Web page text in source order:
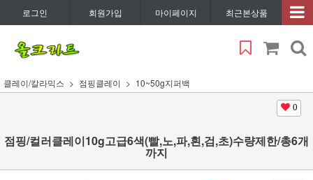
로그인 회원가입 마이페이지 최근본상품
클레이/칼라믹스 점핑클레이 10~50g지퍼백
0
점핑/컬러클레이10g고급6색(빨,노,파,흰,검,초)수량제한/총6개
까지